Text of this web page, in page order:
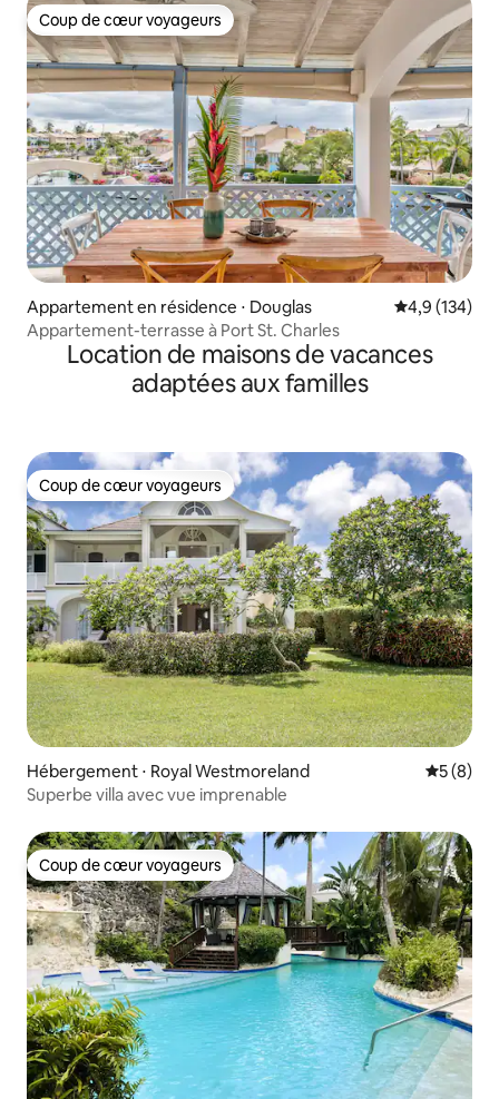
Coup de cœur voyageurs
Coup de cœur voyageurs
Appartement en résidence ⋅ Douglas Évaluation
4,9 (134)
Appartement-terrasse à Port St. Charles
Location de maisons de vacances
adaptées aux familles
Coup de cœur voyageurs
Coup de cœur voyageurs
Hébergement ⋅ Royal Westmoreland
5 (8)
Superbe villa avec vue imprenable
Coup de cœur voyageurs
Coup de cœur voyageurs